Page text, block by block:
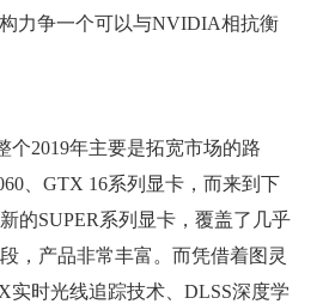
力争一个可以与NVIDIA相抗衡
2019年主要是拓宽市场的路
、GTX 16系列显卡，而来到下
的SUPER系列显卡，覆盖了几乎
，产品非常丰富。而凭借着图灵
时光线追踪技术、DLSS深度学